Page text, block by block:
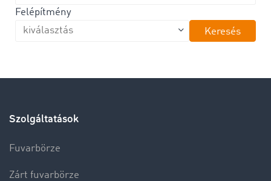
Felépítmény
Keresés
Szolgáltatások
Fuvarbörze
Zárt fuvarbörze